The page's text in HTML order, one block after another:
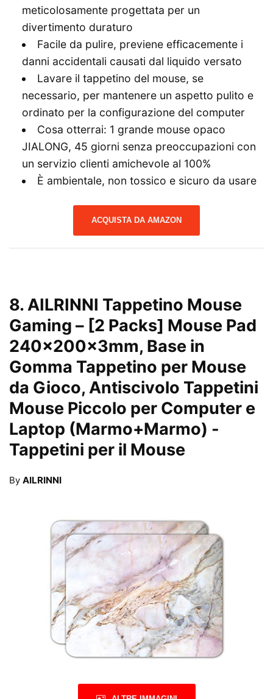
meticolosamente progettata per un
divertimento duraturo
Facile da pulire, previene efficacemente i
danni accidentali causati dal liquido versato
Lavare il tappetino del mouse, se
necessario, per mantenere un aspetto pulito e
ordinato per la configurazione del computer
Cosa otterrai: 1 grande mouse opaco
JIALONG, 45 giorni senza preoccupazioni con
un servizio clienti amichevole al 100%
È ambientale, non tossico e sicuro da usare
ACQUISTA DA AMAZON
8.AILRINNI Tappetino Mouse
Gaming – [2 Packs] Mouse Pad
240x200x3mm, Base in
Gomma Tappetino per Mouse
da Gioco, Antiscivolo Tappetini
Mouse Piccolo per Computer e
Laptop (Marmo+Marmo) -
Tappetini per il Mouse
By AILRINNI